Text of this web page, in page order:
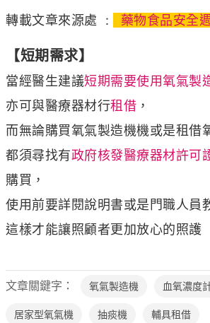
轉載文章來源處 : 藥物食品安全
【短期需求】
當經醫生建議短期需要使用氧氣製
亦可與醫療器材行租借 ，
而無論購買氧氣製造機機或是租借
都須尋找有政府核發醫療器材許可
購買，
使用前要詳閱說明書或是門職人員
這樣才能讓照顧者更加放心的照護
文章關鍵字： 氧氣製造機 血氧濃度
居家型氧氣機 抽痰機 輔具租借